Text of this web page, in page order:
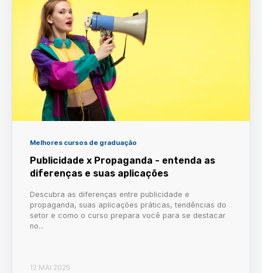
Melhores cursos de graduação
Publicidade x Propaganda - entenda as
diferenças e suas aplicações
Descubra as diferenças entre publicidade e
propaganda, suas aplicações práticas, tendências do
setor e como o curso prepara você para se destacar
no...
12 MAI 2025